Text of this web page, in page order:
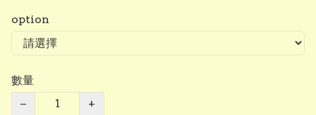
option
數量
−
+